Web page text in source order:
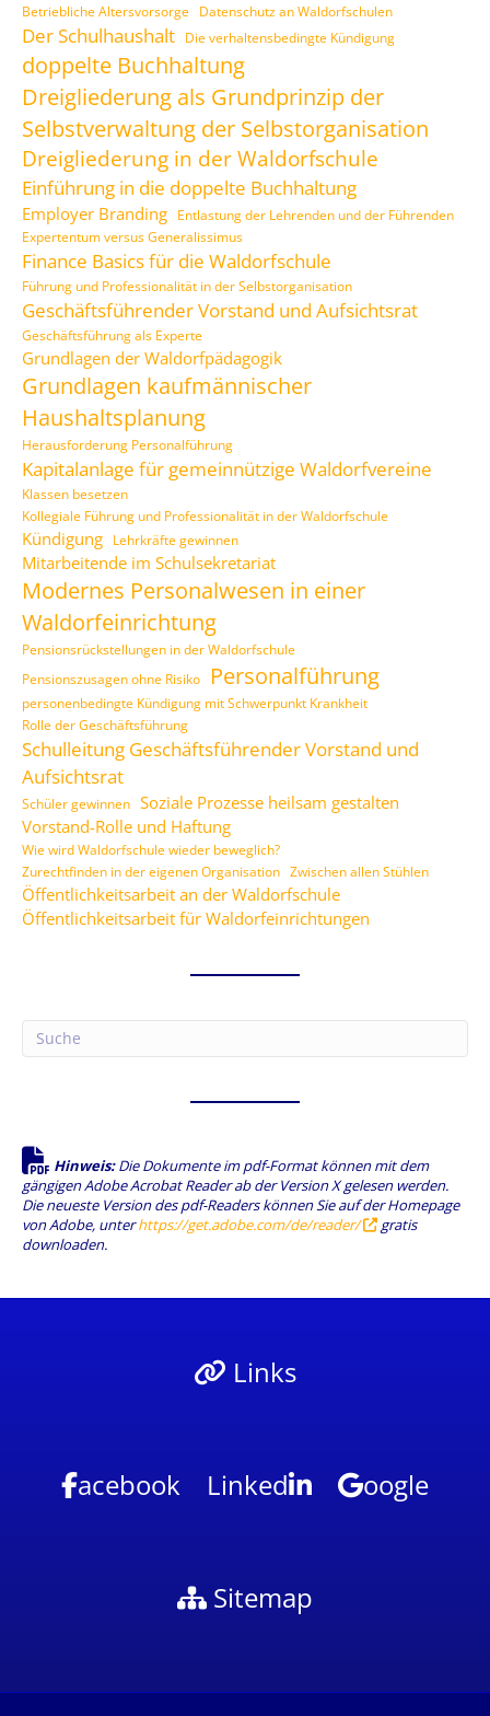
Betriebliche Altersvorsorge Datenschutz an Waldorfschulen
Der Schulhaushalt Die verhaltensbedingte Kündigung
doppelte Buchhaltung
Dreigliederung als Grundprinzip der
Selbstverwaltung der Selbstorganisation
Dreigliederung in der Waldorfschule
Einführung in die doppelte Buchhaltung
Employer Branding Entlastung der Lehrenden und der Führenden
Expertentum versus Generalissimus
Finance Basics für die Waldorfschule
Führung und Professionalität in der Selbstorganisation
Geschäftsführender Vorstand und Aufsichtsrat
Geschäftsführung als Experte
Grundlagen der Waldorfpädagogik
Grundlagen kaufmännischer
Haushaltsplanung
Herausforderung Personalführung
Kapitalanlage für gemeinnützige Waldorfvereine
Klassen besetzen
Kollegiale Führung und Professionalität in der Waldorfschule
Kündigung Lehrkräfte gewinnen
Mitarbeitende im Schulsekretariat
Modernes Personalwesen in einer
Waldorfeinrichtung
Pensionsrückstellungen in der Waldorfschule
Pensionszusagen ohne Risiko
Personalführung
personenbedingte Kündigung mit Schwerpunkt Krankheit
Rolle der Geschäftsführung
Schulleitung Geschäftsführender Vorstand und
Aufsichtsrat
Schüler gewinnen Soziale Prozesse heilsam gestalten
Vorstand-Rolle und Haftung
Wie wird Waldorfschule wieder beweglich?
Zurechtfinden in der eigenen Organisation Zwischen allen Stühlen
Öffentlichkeitsarbeit an der Waldorfschule
Öffentlichkeitsarbeit für Waldorfeinrichtungen
Hinweis:Die Dokumente im pdf-Format können mit dem
gängigen Adobe Acrobat Reader ab der Version X gelesen werden.
Die neueste Version des pdf-Readers können Sie auf der Homepage
von Adobe, unterhttps://get.adobe.com/de/reader/
gratis
downloaden.
Links
acebook Linked oogle
Sitemap